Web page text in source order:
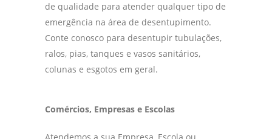
de qualidade para atender qualquer tipo de
emergência na área de desentupimento.
Conte conosco para desentupir tubulações,
ralos, pias, tanques e vasos sanitários,
colunas e esgotos em geral.
Comércios, Empresas e Escolas